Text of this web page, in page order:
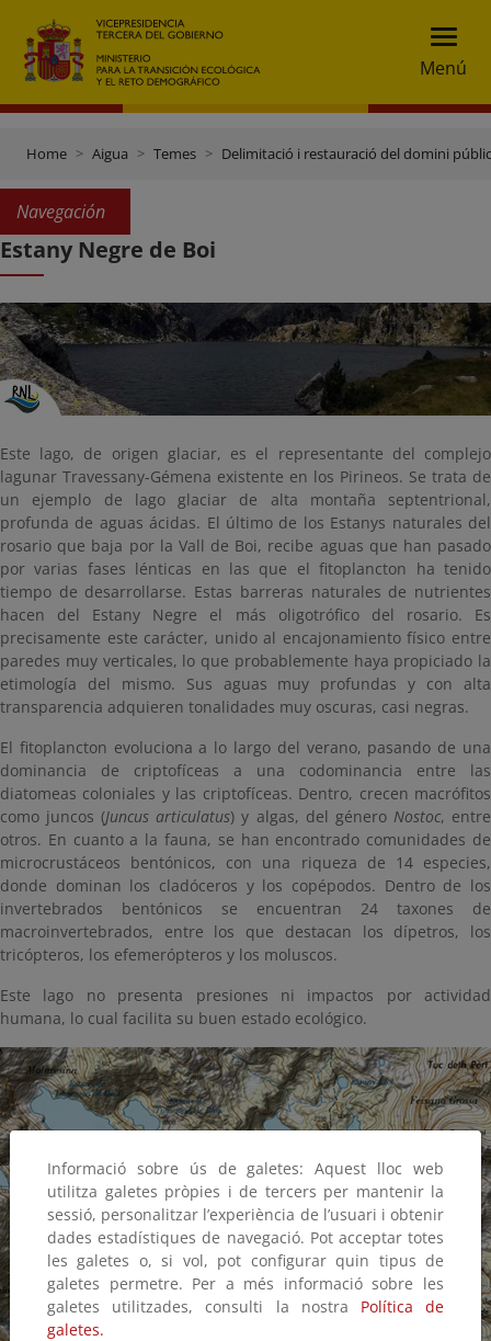
Menú
Home Aigua Temes Delimitació i restauració del domini
Navegación
Estany Negre de Boi
Este lago, de origen glaciar, es el representante del complejo
lagunar Travessany-Gémena existente en los Pirineos. Se trata de
un ejemplo de lago glaciar de alta montaña septentrional,
profunda de aguas ácidas. El último de los Estanys naturales del
rosario que baja por la Vall de Boi, recibe aguas que han pasado
por varias fases lénticas en las que el fitoplancton ha tenido
tiempo de desarrollarse. Estas barreras naturales de nutrientes
hacen del Estany Negre el más oligotrófico del rosario. Es
precisamente este carácter, unido al encajonamiento físico entre
paredes muy verticales, lo que probablemente haya propiciado la
etimología del mismo. Sus aguas muy profundas y con alta
transparencia adquieren tonalidades muy oscuras, casi negras.
El fitoplancton evoluciona a lo largo del verano, pasando de una
dominancia de criptofíceas a una codominancia entre las
diatomeas coloniales y las criptofíceas. Dentro, crecen macrófitos
como juncos (Juncus articulatus) y algas, del género Nostoc, entre
otros. En cuanto a la fauna, se han encontrado comunidades de
microcrustáceos bentónicos, con una riqueza de 14 especies,
donde dominan los cladóceros y los copépodos. Dentro de los
invertebrados bentónicos se encuentran 24 taxones de
macroinvertebrados, entre los que destacan los dípetros, los
tricópteros, los efemerópteros y los moluscos.
Este lago no presenta presiones ni impactos por actividad
humana, lo cual facilita su buen estado ecológico.
Informació sobre ús de galetes: Aquest lloc web
utilitza galetes pròpies i de tercers per mantenir la
sessió, personalitzar l’experiència de l’usuari i obtenir
dades estadístiques de navegació. Pot acceptar totes
les galetes o, si vol, pot configurar quin tipus de
galetes permetre. Per a més informació sobre les
galetes utilitzades, consulti la nostra Política de
galetes.